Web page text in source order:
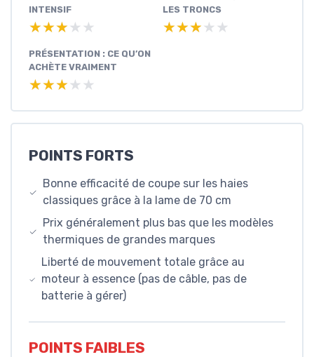
INTENSIF
★★★★★
★★★★★
LES TRONCS
★★★★★
★★★★★
PRÉSENTATION : CE QU’ON
ACHÈTE VRAIMENT
★★★★★
★★★★★
POINTS FORTS
Bonne efficacité de coupe sur les haies
classiques grâce à la lame de 70 cm
Prix généralement plus bas que les modèles
thermiques de grandes marques
Liberté de mouvement totale grâce au
moteur à essence (pas de câble, pas de
batterie à gérer)
POINTS FAIBLES